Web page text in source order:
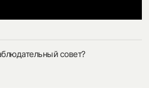
совет?